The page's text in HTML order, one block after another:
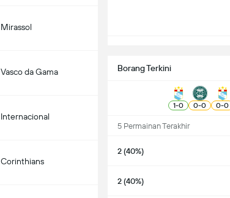
Mirassol
Vasco da Gama
Internacional
Corinthians
Borang Terkini
1-0 0-0 0-0
5 Permainan Terakhir
2 (40%)
2 (40%)